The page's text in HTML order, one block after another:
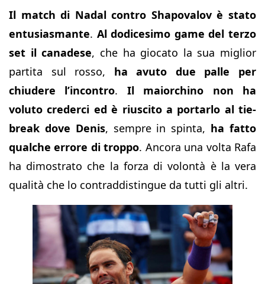
Il match di Nadal contro Shapovalov è stato
entusiasmante. Al dodicesimo game del terzo
set il canadese, che ha giocato la sua miglior
partita sul rosso, ha avuto due palle per
chiudere l’incontro. Il maiorchino non ha
voluto crederci ed è riuscito a portarlo al tie-
break dove Denis, sempre in spinta, ha fatto
qualche errore di troppo. Ancora una volta Rafa
ha dimostrato che la forza di volontà è la vera
qualità che lo contraddistingue da tutti gli altri.